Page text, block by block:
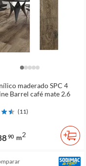
maderado SPC 4
Barrel café mate 2.6
(11)
90 m2